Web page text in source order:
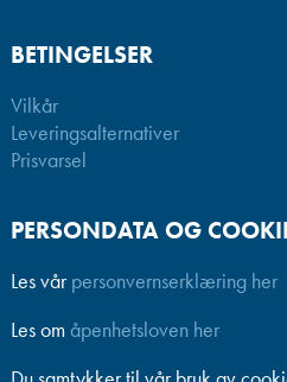
BETINGELSER
Vilkår
Leveringsalternativer
Prisvarsel
PERSONDATA OG
Les vår personvernserklæring her
Les om åpenhetsloven her